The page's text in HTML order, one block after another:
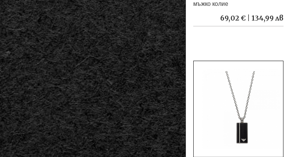
мъжко колие
69,02 € | 134,99 лв